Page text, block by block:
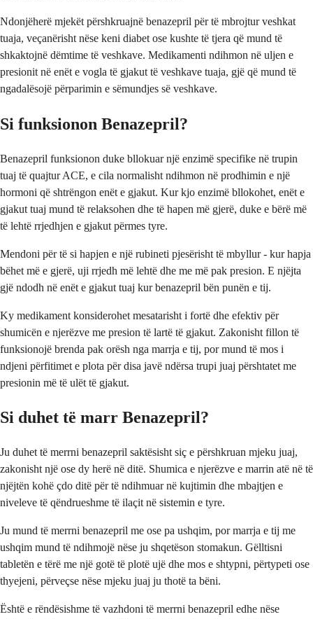
Ndonjëherë mjekët përshkruajnë benazepril për të mbrojtur veshkat
tuaja, veçanërisht nëse keni diabet ose kushte të tjera që mund të
shkaktojnë dëmtime të veshkave. Medikamenti ndihmon në uljen e
presionit në enët e vogla të gjakut të veshkave tuaja, gjë që mund të
ngadalësojë përparimin e sëmundjes së veshkave.
Si funksionon Benazepril?
Benazepril funksionon duke bllokuar një enzimë specifike në trupin
tuaj të quajtur ACE, e cila normalisht ndihmon në prodhimin e një
hormoni që shtrëngon enët e gjakut. Kur kjo enzimë bllokohet, enët e
gjakut tuaj mund të relaksohen dhe të hapen më gjerë, duke e bërë më
të lehtë rrjedhjen e gjakut përmes tyre.
Mendoni për të si hapjen e një rubineti pjesërisht të mbyllur - kur hapja
bëhet më e gjerë, uji rrjedh më lehtë dhe me më pak presion. E njëjta
gjë ndodh në enët e gjakut tuaj kur benazepril bën punën e tij.
Ky medikament konsiderohet mesatarisht i fortë dhe efektiv për
shumicën e njerëzve me presion të lartë të gjakut. Zakonisht fillon të
funksionojë brenda pak orësh nga marrja e tij, por mund të mos i
ndjeni përfitimet e plota për disa javë ndërsa trupi juaj përshtatet me
presionin më të ulët të gjakut.
Si duhet të marr Benazepril?
Ju duhet të merrni benazepril saktësisht siç e përshkruan mjeku juaj,
zakonisht një ose dy herë në ditë. Shumica e njerëzve e marrin atë në të
njëjtën kohë çdo ditë për të ndihmuar në kujtimin dhe mbajtjen e
niveleve të qëndrueshme të ilaçit në sistemin e tyre.
Ju mund të merrni benazepril me ose pa ushqim, por marrja e tij me
ushqim mund të ndihmojë nëse ju shqetëson stomakun. Gëlltisni
tabletën e tërë me një gotë të plotë ujë dhe mos e shtypni, përtypeti ose
thyejeni, përveçse nëse mjeku juaj ju thotë ta bëni.
Është e rëndësishme të vazhdoni të merrni benazepril edhe nëse